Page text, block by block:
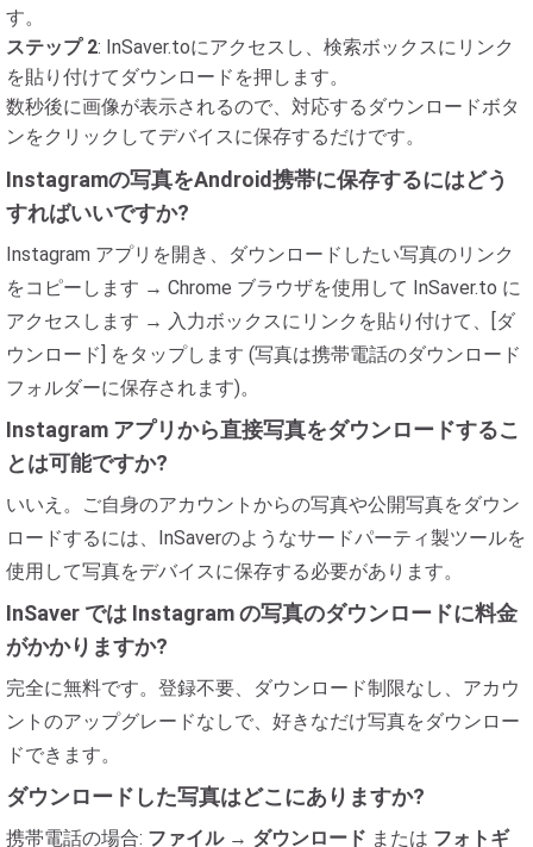
す。
ステップ 2: InSaver.toにアクセスし、検索ボックスにリンク
を貼り付けてダウンロードを押します。
数秒後に画像が表示されるので、対応するダウンロードボタ
ンをクリックしてデバイスに保存するだけです。
Instagramの写真をAndroid携帯に保存するにはどう
すればいいですか?
Instagram アプリを開き、ダウンロードしたい写真のリンク
をコピーします → Chrome ブラウザを使用して InSaver.to に
アクセスします → 入力ボックスにリンクを貼り付けて、[ダ
ウンロード] をタップします (写真は携帯電話のダウンロード
フォルダーに保存されます)。
Instagram アプリから直接写真をダウンロードするこ
とは可能ですか?
いいえ。ご自身のアカウントからの写真や公開写真をダウン
ロードするには、InSaverのようなサードパーティ製ツールを
使用して写真をデバイスに保存する必要があります。
InSaver では Instagram の写真のダウンロードに料金
がかかりますか?
完全に無料です。登録不要、ダウンロード制限なし、アカウ
ントのアップグレードなしで、好きなだけ写真をダウンロー
ドできます。
ダウンロードした写真はどこにありますか?
携帯電話の場合: ファイル→ ダウンロード または フォトギ